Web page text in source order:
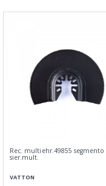
Rec. multiehr.49855 segmento
sier.mult.
VATTON